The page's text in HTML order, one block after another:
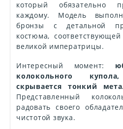
который обязательно
каждому. Модель
бронзы с детальной
костюма,
великой императрицы.
Интересный момент:
колокольного
скрывается тонкий
Представленный
радовать своего
чистотой звука.